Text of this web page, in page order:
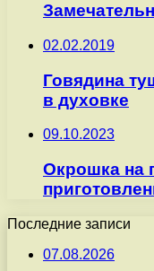
02.02.2019
Говядина
в духовке
09.10.2023
Окрошка на
Последние записи
07.08.2026